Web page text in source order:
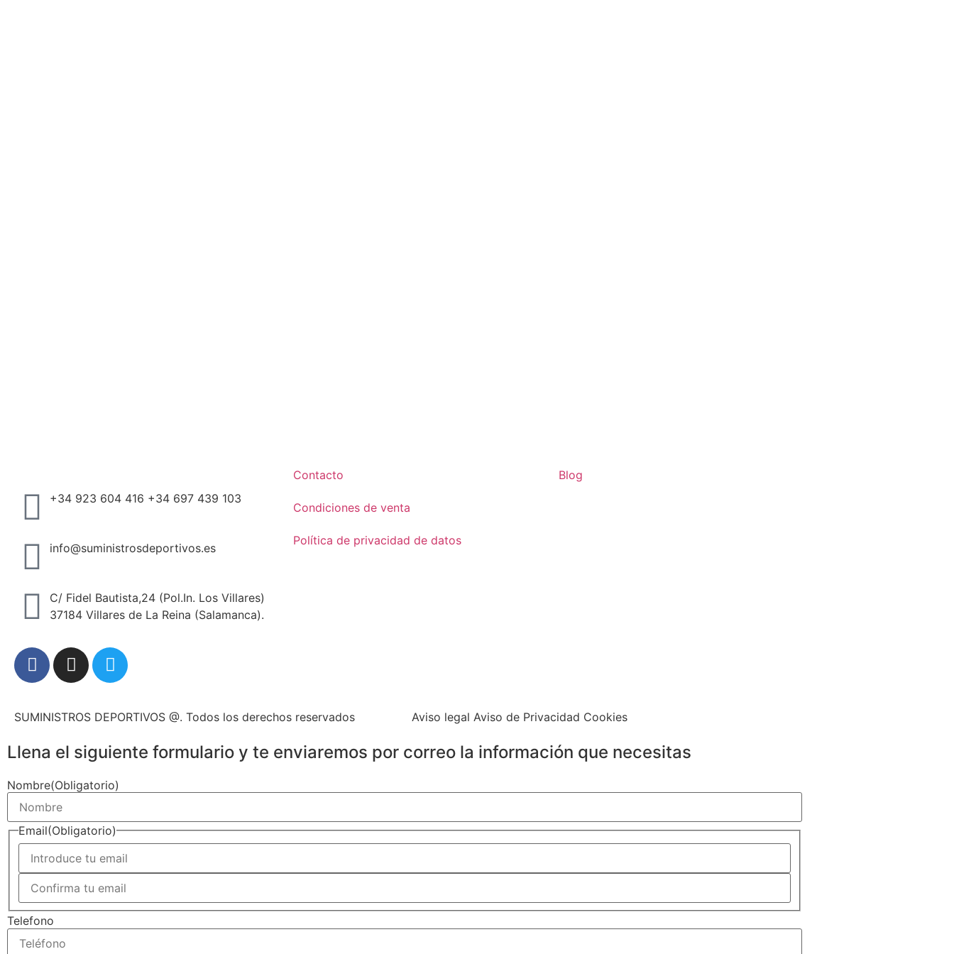
+34 923 604 416 +34 697 439 103
info@suministrosdeportivos.es
C/ Fidel Bautista,24 (Pol.In. Los Villares)
37184 Villares de La Reina (Salamanca).
Contacto
Condiciones de venta
Política de privacidad de datos
Blog
SUMINISTROS DEPORTIVOS @. Todos los derechos reservados Aviso legal Aviso de Privacidad Cookies
Llena el siguiente formulario y te enviaremos por correo la información que necesitas
Nombre(Obligatorio)
Email(Obligatorio)
Telefono